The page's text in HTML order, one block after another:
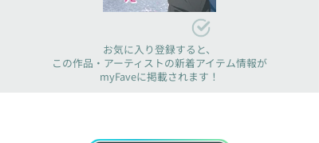
お気に入り登録すると、
この作品・アーティストの新着アイテム情報が
myFaveに掲載されます！